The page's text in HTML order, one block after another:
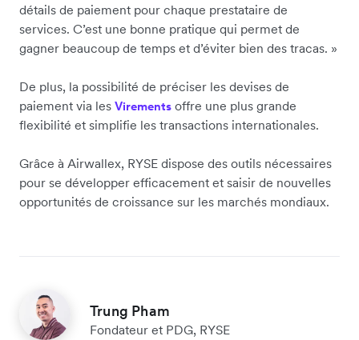
détails de paiement pour chaque prestataire de
services. C’est une bonne pratique qui permet de
gagner beaucoup de temps et d’éviter bien des tracas. »
De plus, la possibilité de préciser les devises de
paiement via les Virements offre une plus grande
flexibilité et simplifie les transactions internationales.
Grâce à Airwallex, RYSE dispose des outils nécessaires
pour se développer efficacement et saisir de nouvelles
opportunités de croissance sur les marchés mondiaux.
Trung Pham
Fondateur et PDG, RYSE